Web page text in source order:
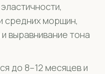
средних морщин,
выравнивание тона
до 8–12 месяцев и